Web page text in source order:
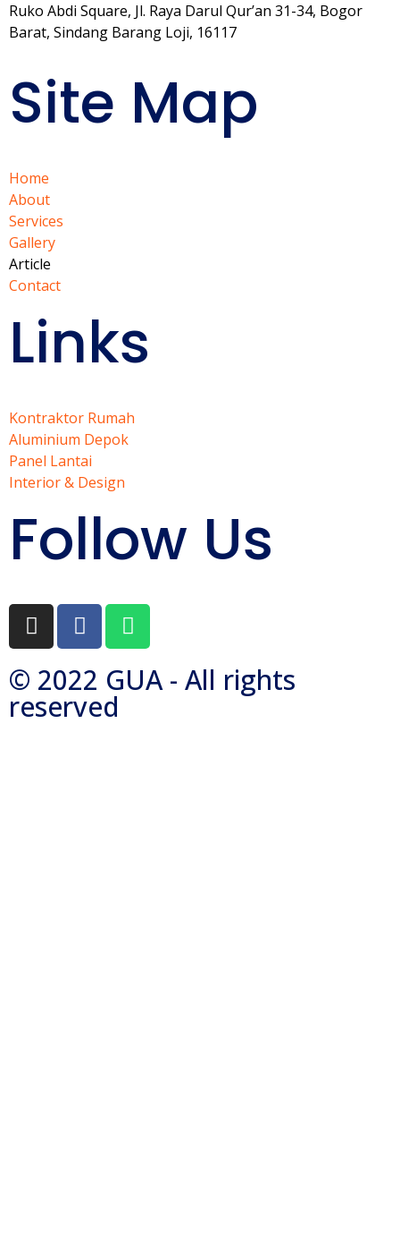
Ruko Abdi Square, Jl. Raya Darul Qur’an 31-34, Bogor
Barat, Sindang Barang Loji, 16117
Site Map
Home
About
Services
Gallery
Article
Contact
Links
Kontraktor Rumah
Aluminium Depok
Panel Lantai
Interior & Design
Follow Us
© 2022 GUA - All rights
reserved